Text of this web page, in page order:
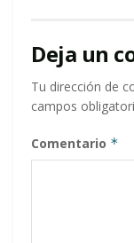
Deja un
Tu dirección de
campos
Comentario *